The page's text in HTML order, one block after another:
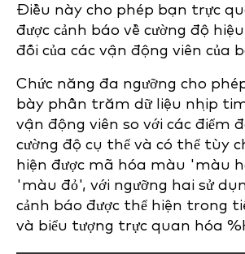
Điều này cho phép bạn trực
được cảnh báo về cường độ
đối của các vận động viên của
Chức năng đa ngưỡng cho
bày phần trăm dữ liệu nhịp
vận động viên so với các điểm
cường độ cụ thể và có thể tùy
hiện được mã hóa màu 'màu
'màu đỏ', với ngưỡng hai sử
cảnh báo được thể hiện trong
và biểu tượng trực quan hóa